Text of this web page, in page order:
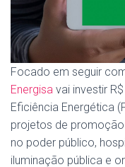
Focado em seguir
Energisa vai investir
Eficiência Energética
projetos de
no poder público,
iluminação pública e